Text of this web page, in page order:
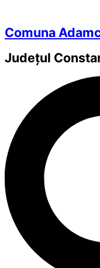
Comuna
Județul